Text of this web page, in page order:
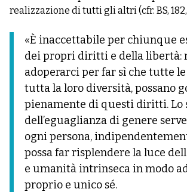
realizzazione di tutti gli altri (cfr. BS, 182,
«È inaccettabile per chiunque
dei propri diritti e della libertà:
adoperarci per far sì che tutte
tutta la loro diversità, possano
pienamente di questi diritti. Lo
dell’eguaglianza di genere
ogni persona,
possa far risplendere la luce
e umanità intrinseca in modo
proprio e unico sé.